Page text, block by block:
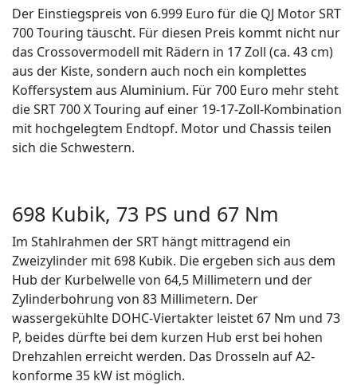
Der Einstiegspreis von 6.999 Euro für die QJ Motor SRT
700 Touring täuscht. Für diesen Preis kommt nicht nur
das Crossovermodell mit Rädern in 17 Zoll (ca. 43 cm)
aus der Kiste, sondern auch noch ein komplettes
Koffersystem aus Aluminium. Für 700 Euro mehr steht
die SRT 700 X Touring auf einer 19-17-Zoll-Kombination
mit hochgelegtem Endtopf. Motor und Chassis teilen
sich die Schwestern.
698 Kubik, 73 PS und 67 Nm
Im Stahlrahmen der SRT hängt mittragend ein
Zweizylinder mit 698 Kubik. Die ergeben sich aus dem
Hub der Kurbelwelle von 64,5 Millimetern und der
Zylinderbohrung von 83 Millimetern. Der
wassergekühlte DOHC-Viertakter leistet 67 Nm und 73
P, beides dürfte bei dem kurzen Hub erst bei hohen
Drehzahlen erreicht werden. Das Drosseln auf A2-
konforme 35 kW ist möglich.